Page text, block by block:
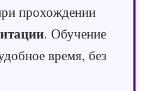
прохождении
. Обучение
время, без